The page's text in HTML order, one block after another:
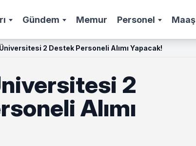
Gündem Memur Personel Maaş
2 Destek Personeli Alımı Yapacak!
2
Alımı